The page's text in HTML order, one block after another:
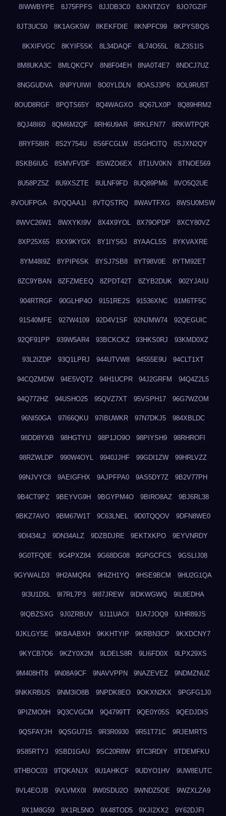
8IWWBYPE 8J75FPFS 8JJDB3C0 8JKNTZGY 8JO7GZIF
8JT3UC50 8K1AGK5W 8KEKFDIE 8KNPFC99 8KPYSBQS
8KXIFVGC 8KYIF5SK 8L34DAQF 8L74O55L 8LZ3S1IS
8M8UKA3C 8MLQKCFV 8N8F04EH 8NA0T4E7 8NDCJ7UZ
8NGGUDVA 8NPYUIWI 8O0YLDLN 8OASJ3P6 8OL9RU5T
8OUD8RGF 8PQTS65Y 8Q4WAGXO 8Q67LX0P 8Q89HRM2
8QJ48I60 8QM6M2QF 8RH6U9AR 8RKLFN77 8RKWTPQR
8RYF58IR 8S2Y754U 8S6FCGLW 8SGHCITQ 8SJXN2QY
8SKB6IUG 8SMVFVDF 8SWZO6EX 8T1UV0KN 8TNOE569
8U58PZ5Z 8U9XSZTE 8ULNF9FD 8UQ89PM6 8VO5Q2UE
8VOUFPGA 8VQQAA1I 8VTQSTRQ 8WAVTFXG 8WSU0MSW
8WVC26W1 8WXYKI9V 8X4X9YOL 8X79OPDP 8XCY80VZ
8XP25X65 8XX9KYGX 8Y1IYS6J 8YAACL5S 8YKVAXRE
8YM48I9Z 8YPIP6SK 8YSJ7SB8 8YT98V0E 8YTM92ET
8ZC9YBAN 8ZFZMEEQ 8ZPDT42T 8ZYB2DUK 902YJAIU
904RTRGF 90GLHP4O 9151RE2S 91536XNC 91M6TF5C
91S40MFE 927W4109 92D4V1SF 92NJMW74 92QEGUIC
92QF91PP 939W5AR4 93BCKCKZ 93HKS0RJ 93KMD0XZ
93L2IZDP 93Q1LPRJ 944UTVW8 94555E9U 94CLT1XT
94CQZMDW 94E5VQT2 94H1UCPR 94J2GRFM 94Q4Z2L5
94Q772HZ 94USHO25 95QVZ7XT 95VSPH17 96G7WZOM
96NI50GA 97I66QKU 97IBUWKR 97N7DKJ5 984XBLDC
98DD8YXB 98HGTYIJ 98P1JO9O 98PIYSH9 98RHROFI
98RZWLDP 990W4OYL 9940JJHF 99GDI1ZW 99HRLVZZ
99NJVYC8 9AEIGFHX 9AJPFPA0 9AS5DY7Z 9B2V77PH
9B4CT9PZ 9BEYVG9H 9BGYPM4O 9BIRO8AZ 9BJ6RL38
9BKZ7AVO 9BM67W1T 9C63LNEL 9D0TQQOV 9DFN8WE0
9DI434L2 9DN34ALZ 9DZBDJRE 9EKTXKPO 9EYVNRDY
9G0TFQ0E 9G4PXZ84 9G68DG08 9GPGCFCS 9GSLIJ08
9GYWALD3 9H2AMQR4 9HIZH1YQ 9HSE9BCM 9HU2G1QA
9I3U1D5L 9I7RL7P3 9I87JREW 9IDKWGWQ 9IL8EDHA
9IQBZSXG 9J0ZRBUV 9J11UAOI 9JA7JOQ9 9JHR89JS
9JKLGY5E 9KBAABXH 9KKHTYIP 9KRBN3CP 9KXDCNY7
9KYCB7O6 9KZY0X2M 9LDELS8R 9LI6FD0X 9LPX29XS
9M408HT8 9N08A9CF 9NAVVPPN 9NAZEVEZ 9NDMZNUZ
9NKKRBUS 9NM3IO8B 9NPDK8EO 9OKXN2KX 9PGFG1J0
9PIZMO0H 9Q3CVGCM 9Q4799TT 9QE0Y05S 9QEDJDIS
9QSFAYJH 9QSGU715 9R3R0930 9R51T71C 9RJEMRTS
9S85RTYJ 9SBD1GAU 9SC20R8W 9TC3RDIY 9TDEMFKU
9THBOC03 9TQKANJX 9U1AHKCF 9UDYO1HV 9UW8EUTC
9VL4EOJB 9VLVMX0I 9W0SDU2O 9WNDZ5OE 9WZXLZA9
9X1M8G59 9X1RL5NO 9X48TOD5 9XJI2XX2 9Y62DJFI